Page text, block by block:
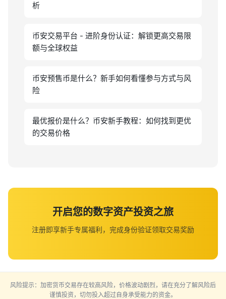
析
币安交易平台 - 进阶身份认证：解锁更高交易限
额与全球权益
币安预售币是什么？新手如何看懂参与方式与风
险
最优报价是什么？币安新手教程：如何找到更优
的交易价格
开启您的数字资产投资之旅
注册即享新手专属福利，完成身份验证领取交易奖励
风险提示：加密货币交易存在较高风险，价格波动剧烈，请在充分了解风险后
谨慎投资，切勿投入超过自身承受能力的资金。